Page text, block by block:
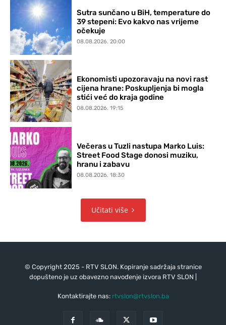
Sutra sunčano u BiH, temperature do
39 stepeni: Evo kakvo nas vrijeme
očekuje
08.08.2026. 20:00
Ekonomisti upozoravaju na novi rast
cijena hrane: Poskupljenja bi mogla
stići već do kraja godine
08.08.2026. 19:15
Večeras u Tuzli nastupa Marko Luis:
Street Food Stage donosi muziku,
hranu i zabavu
08.08.2026. 18:30
Učitati više
© Copyright 2025 - RTV SLON. Kopiranje sadržaja stranice
dopušteno je uz obavezno navođenje izvora RTV SLON |
Kontaktirajte nas: rtvslon@rtvslon.ba